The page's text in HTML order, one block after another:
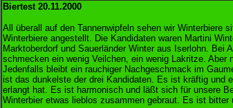
Biertest 20.11.2000
All überall auf den Tannenwipfeln sehen wir Winterbiere
Winterbiere angestellt. Die Kandidaten waren Martini
Marktoberdorf und Sauerländer Winter aus Iserlohn. Bei
schmecken ein wenig Veilchen, ein wenig Lakritze.
Jedenfalls bleibt ein rauchiger Nachgeschmack im
ist das dunkelste der drei Kandidaten. Es ist kräftig und
erlangt hat. Es ist harmonisch und läßt sich für unsere
Winterbier etwas lieblos zusammen gebraut. Es ist bitter